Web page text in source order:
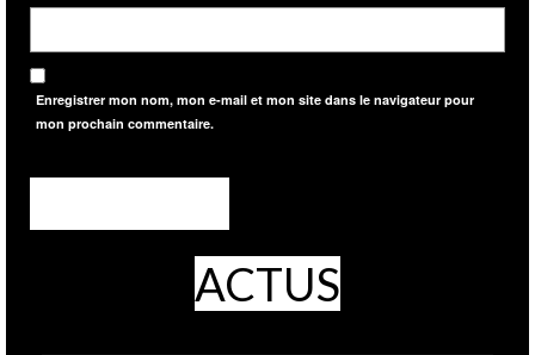
Enregistrer mon nom, mon e-mail et mon site dans le navigateur pour
mon prochain commentaire.
ACTUS